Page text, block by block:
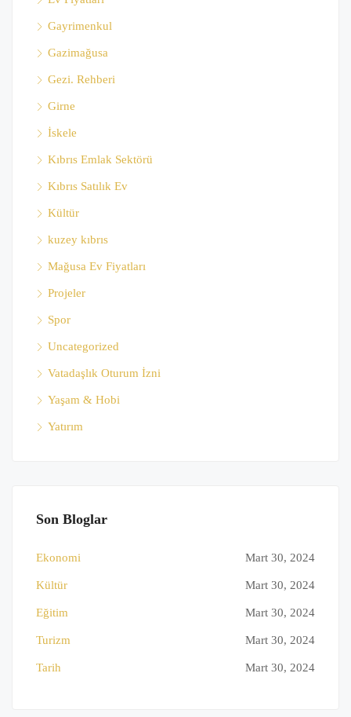
Gayrimenkul
Gazimağusa
Gezi. Rehberi
Girne
İskele
Kıbrıs Emlak Sektörü
Kıbrıs Satılık Ev
Kültür
kuzey kıbrıs
Mağusa Ev Fiyatları
Projeler
Spor
Uncategorized
Vatadaşlık Oturum İzni
Yaşam & Hobi
Yatırım
Son Bloglar
Ekonomi Mart 30, 2024
Kültür Mart 30, 2024
Eğitim Mart 30, 2024
Turizm Mart 30, 2024
Tarih Mart 30, 2024